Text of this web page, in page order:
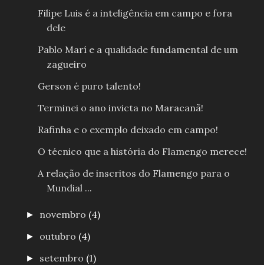
Filipe Luis é a inteligência em campo e fora
dele
Pablo Marí e a qualidade fundamental de um
zagueiro
Gerson é puro talento!
Terminei o ano invicta no Maracanã!
Rafinha e o exemplo deixado em campo!
O técnico que a história do Flamengo merece!
A relação de inscritos do Flamengo para o
Mundial ...
► novembro (4)
► outubro (4)
► setembro (1)